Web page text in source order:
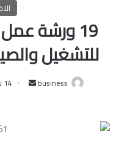
19 ورشة
للتشغيل
business
أرسل 14 نوفمبر,2015